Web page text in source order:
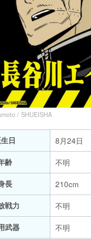
/ SHUEISHA
日
8月24日
齢
不明
長
210cm
戦力
不明
武器
不明